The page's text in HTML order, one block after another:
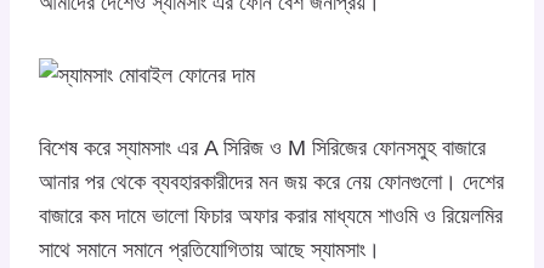
বিশেষ করে স্যামসাং এর A সিরিজ ও M সিরিজের ফোনসমুহ বাজারে
আনার পর থেকে ব্যবহারকারীদের মন জয় করে নেয় ফোনগুলো। দেশের
বাজারে কম দামে ভালো ফিচার অফার করার মাধ্যমে শাওমি ও রিয়েলমির
সাথে সমানে সমানে প্রতিযোগিতায় আছে স্যামসাং।